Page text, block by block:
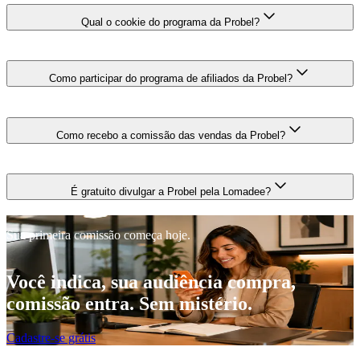
Qual o cookie do programa da Probel?
Como participar do programa de afiliados da Probel?
Como recebo a comissão das vendas da Probel?
É gratuito divulgar a Probel pela Lomadee?
Sua primeira comissão começa hoje.
Você indica, sua audiência compra,
comissão entra. Sem mistério.
Cadastre-se grátis